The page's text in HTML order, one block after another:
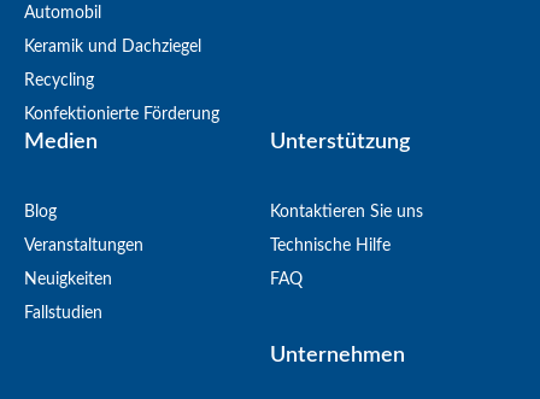
Automobil
Keramik und Dachziegel
Recycling
Konfektionierte Förderung
Medien
Blog
Veranstaltungen
Neuigkeiten
Fallstudien
Unterstützung
Kontaktieren Sie uns
Technische Hilfe
FAQ
Unternehmen